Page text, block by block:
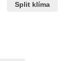
Split klíma